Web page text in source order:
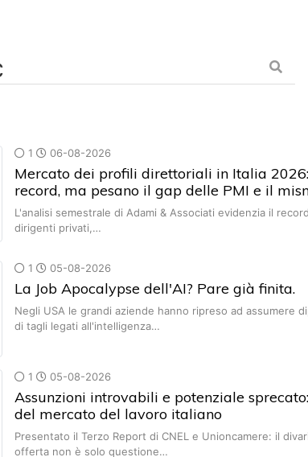
1 06-08-2026
Mercato dei profili direttoriali in Italia
record, ma pesano il gap delle PMI e il
L'analisi semestrale di Adami & Associati evidenzia il
dirigenti privati,…
1 05-08-2026
La Job Apocalypse dell'AI? Pare già finita.
Negli USA le grandi aziende hanno ripreso ad assumere
di tagli legati all'intelligenza…
1 05-08-2026
Assunzioni introvabili e potenziale
del mercato del lavoro italiano
Presentato il Terzo Report di CNEL e Unioncamere: il
offerta non è solo questione…